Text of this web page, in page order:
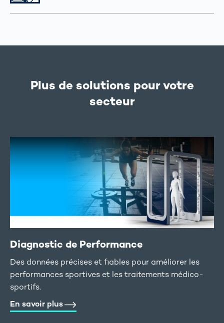
Plus de solutions pour votre
secteur
Diagnostic de Performance
Des données précises et fiables pour améliorer les
performances sportives et les traitements médico-
sportifs.
En savoir plus